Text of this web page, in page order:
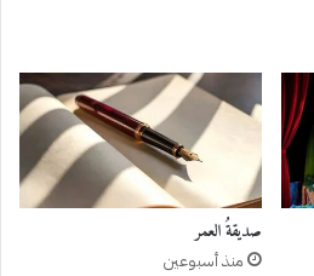
صديقةُ العمر
منذ أسبوعين